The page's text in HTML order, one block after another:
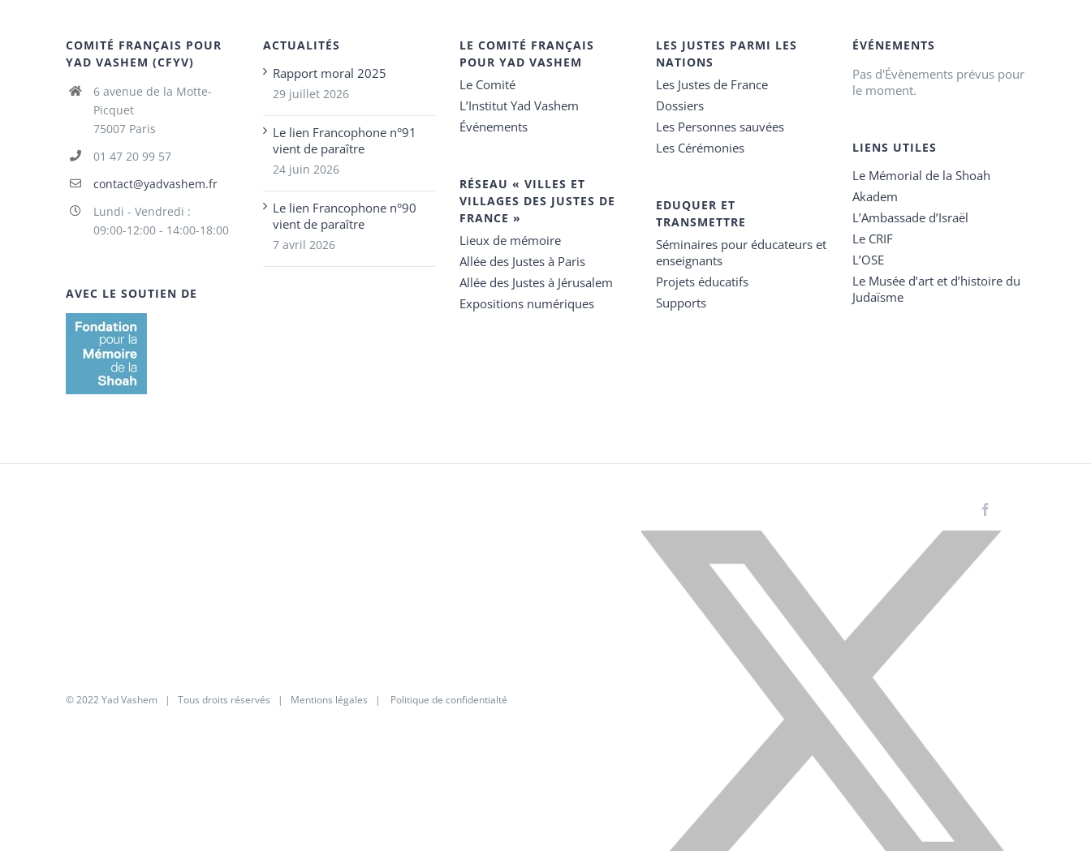
COMITÉ FRANÇAIS POUR
YAD VASHEM (CFYV)
6 avenue de la Motte-
Picquet
75007 Paris
01 47 20 99 57
contact@yadvashem.fr
Lundi - Vendredi :
09:00-12:00 - 14:00-18:00
AVEC LE SOUTIEN DE
ACTUALITÉS
Rapport moral 2025
29 juillet 2026
Le lien Francophone n°91
vient de paraître
24 juin 2026
Le lien Francophone n°90
vient de paraître
7 avril 2026
LE COMITÉ FRANÇAIS
POUR YAD VASHEM
Le Comité
L’Institut Yad Vashem
Événements
RÉSEAU « VILLES ET
VILLAGES DES JUSTES DE
FRANCE »
Lieux de mémoire
Allée des Justes à Paris
Allée des Justes à Jérusalem
Expositions numériques
LES JUSTES PARMI LES
NATIONS
Les Justes de France
Dossiers
Les Personnes sauvées
Les Cérémonies
EDUQUER ET
TRANSMETTRE
Séminaires pour éducateurs et
enseignants
Projets éducatifs
Supports
ÉVÉNEMENTS
Pas d'Évènements prévus pour
le moment.
LIENS UTILES
Le Mémorial de la Shoah
Akadem
L’Ambassade d’Israël
Le CRIF
L’OSE
Le Musée d’art et d’histoire du
Judaïsme
© 2022 Yad Vashem | Tous droits réservés | Mentions légales | Politique de confidentialté